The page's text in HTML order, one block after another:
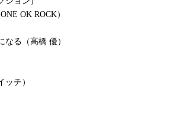
OK ROCK）
なる（高橋 優）
ッチ）